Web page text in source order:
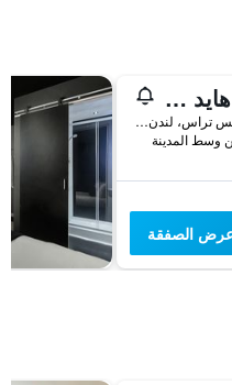
سمارت هايد بارك إن هوستل
48-50 إينفيرنيس تراس، لندن ، المملكة المتحدة, لندن, المملكة المتحدة
الصفقة